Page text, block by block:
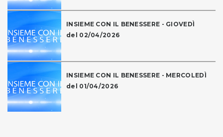
INSIEME CON IL BENESSERE - GIOVEDÌ
del 02/04/2026
INSIEME CON IL BENESSERE - MERCOLEDÌ
del 01/04/2026